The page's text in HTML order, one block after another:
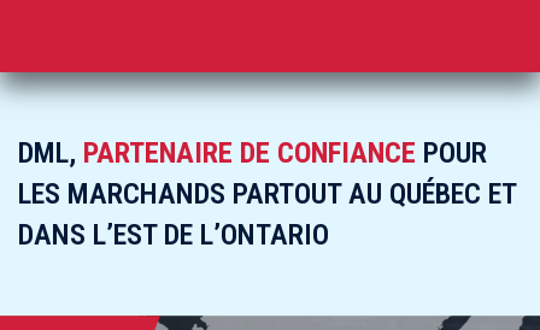
DML, PARTENAIRE DE CONFIANCE POUR
LES MARCHANDS PARTOUT AU QUÉBEC ET
DANS L’EST DE L’ONTARIO